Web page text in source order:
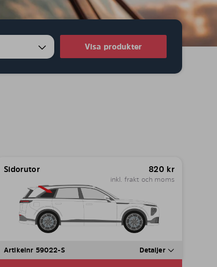
Visa produkter
Sidorutor 820 kr
inkl. frakt och moms
Artikelnr 59022-S Detaljer